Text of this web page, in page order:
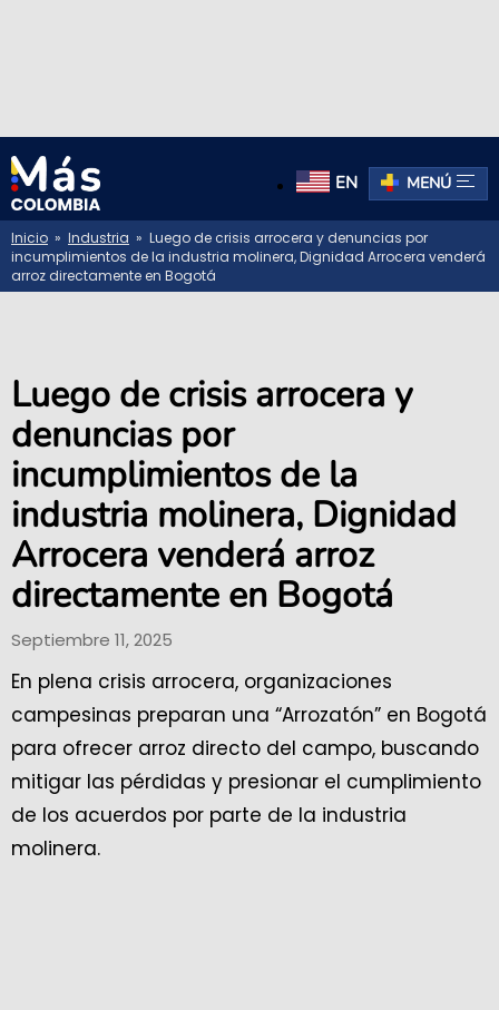
EN MENÚ
Inicio » Industria » Luego de crisis arrocera y denuncias por
incumplimientos de la industria molinera, Dignidad Arrocera venderá
arroz directamente en Bogotá
Luego de crisis arrocera y
denuncias por
incumplimientos de la
industria molinera, Dignidad
Arrocera venderá arroz
directamente en Bogotá
Septiembre 11, 2025
En plena crisis arrocera, organizaciones
campesinas preparan una “Arrozatón” en Bogotá
para ofrecer arroz directo del campo, buscando
mitigar las pérdidas y presionar el cumplimiento
de los acuerdos por parte de la industria
molinera.